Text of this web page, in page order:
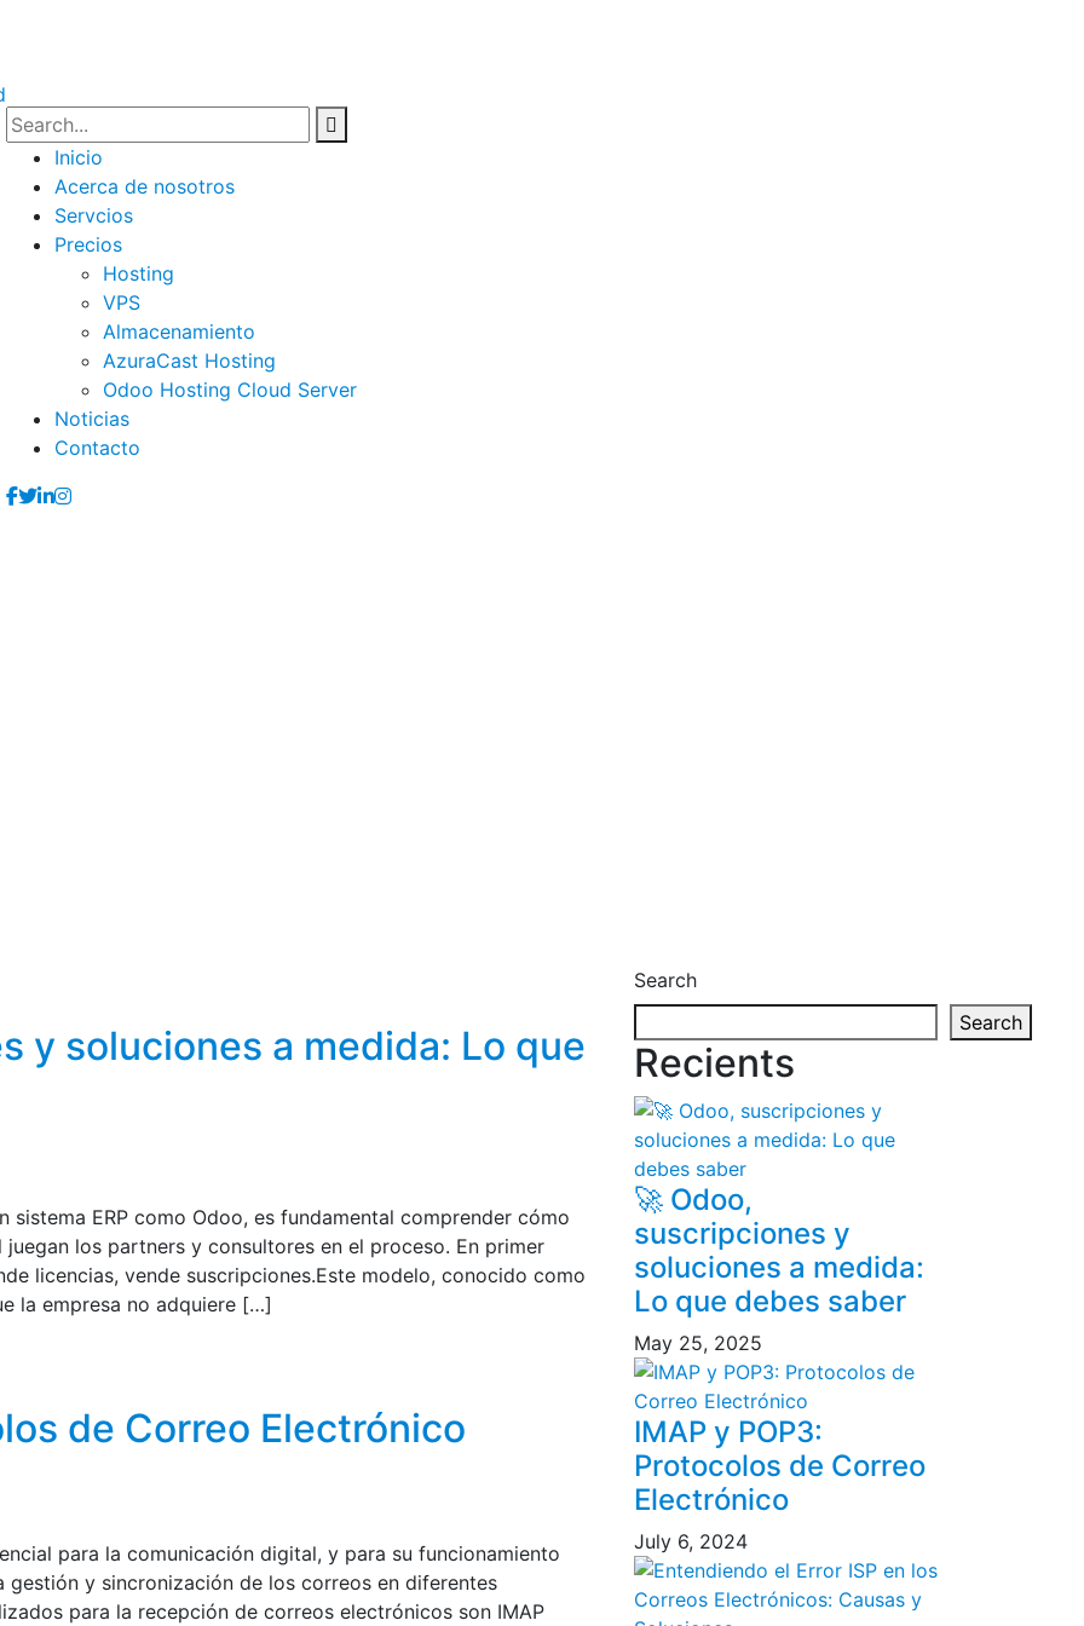
Inicio
Acerca de nosotros
Servcios
Precios
Hosting
VPS
Almacenamiento
AzuraCast Hosting
Odoo Hosting Cloud Server
Noticias
Contacto
y soluciones a medida: Lo que
sistema ERP como Odoo, es fundamental comprender cómo
los partners y consultores en el proceso. En primer
licencias, vende suscripciones.Este modelo, conocido como
la empresa no adquiere […]
de Correo Electrónico
para la comunicación digital, y para su funcionamiento
y sincronización de los correos en diferentes
para la recepción de correos electrónicos son IMAP
Search
Search
Recients
🚀 Odoo,
suscripciones y
soluciones a medida:
Lo que debes saber
May 25, 2025
IMAP y POP3:
Protocolos de Correo
Electrónico
July 6, 2024